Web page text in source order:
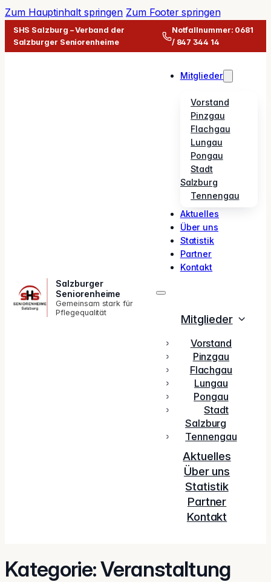
Zum Hauptinhalt springen Zum Footer springen
SHS Salzburg – Verband der
Salzburger Seniorenheime
Notfallnummer: 0681
/ 847 344 14
Salzburger
Seniorenheime
Gemeinsam stark für
Pflegequalität
Mitglieder
Vorstand
Pinzgau
Flachgau
Lungau
Pongau
Stadt
Salzburg
Tennengau
Aktuelles
Über uns
Statistik
Partner
Kontakt
Mitglieder
Vorstand
Pinzgau
Flachgau
Lungau
Pongau
Stadt
Salzburg
Tennengau
Aktuelles
Über uns
Statistik
Partner
Kontakt
Kategorie:Veranstaltung